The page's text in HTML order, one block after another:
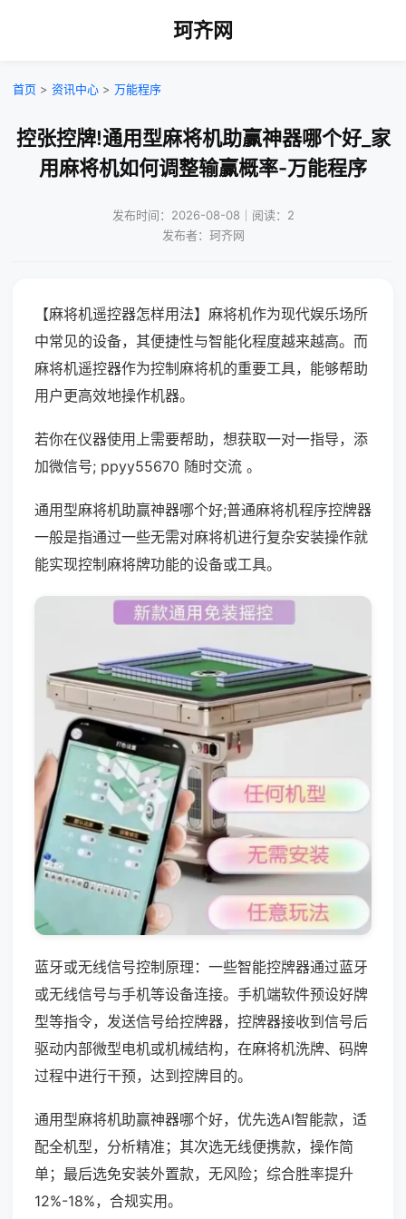
珂齐网
首页 > 资讯中心 > 万能程序
控张控牌!通用型麻将机助赢神器哪个好_家
用麻将机如何调整输赢概率-万能程序
发布时间：2026-08-08｜阅读：2
发布者：珂齐网
【麻将机遥控器怎样用法】麻将机作为现代娱乐场所
中常见的设备，其便捷性与智能化程度越来越高。而
麻将机遥控器作为控制麻将机的重要工具，能够帮助
用户更高效地操作机器。
若你在仪器使用上需要帮助，想获取一对一指导，添
加微信号; ppyy55670 随时交流 。
通用型麻将机助赢神器哪个好;普通麻将机程序控牌器
一般是指通过一些无需对麻将机进行复杂安装操作就
能实现控制麻将牌功能的设备或工具。
蓝牙或无线信号控制原理：一些智能控牌器通过蓝牙
或无线信号与手机等设备连接。手机端软件预设好牌
型等指令，发送信号给控牌器，控牌器接收到信号后
驱动内部微型电机或机械结构，在麻将机洗牌、码牌
过程中进行干预，达到控牌目的。
通用型麻将机助赢神器哪个好，优先选AI智能款，适
配全机型，分析精准；其次选无线便携款，操作简
单；最后选免安装外置款，无风险；综合胜率提升
12%-18%，合规实用。